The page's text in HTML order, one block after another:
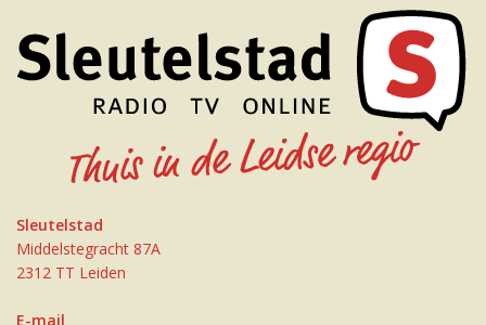
Sleutelstad
Middelstegracht 87A
2312 TT Leiden
E-mail